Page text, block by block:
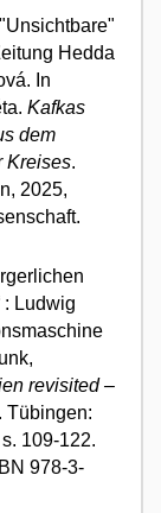
Hedda
In
Kafkas
dem
Kreises.
2025,
: Ludwig
revisited –
. Tübingen:
109-122.
978-3-